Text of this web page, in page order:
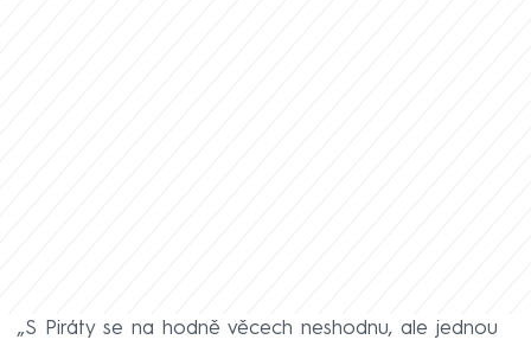
„S Piráty se na hodně věcech neshodnu, ale jednou